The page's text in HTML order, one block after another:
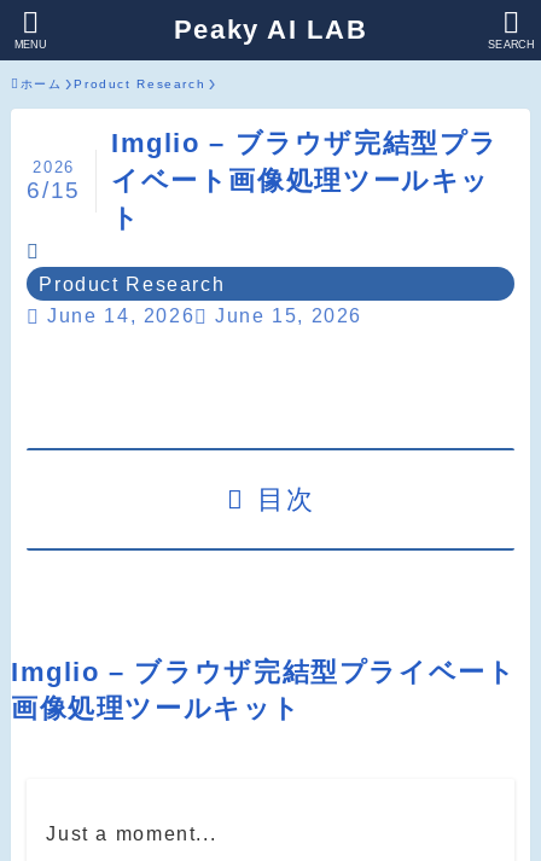
Peaky AI LAB SEARCH
MENU
ホーム Product Research
Imglio – ブラウザ完結型プラ
イベート画像処理ツールキッ
ト
2026
6/15
Product Research
June 14, 2026
June 15, 2026
目次
Imglio – ブラウザ完結型プライベート
画像処理ツールキット
Just a moment...